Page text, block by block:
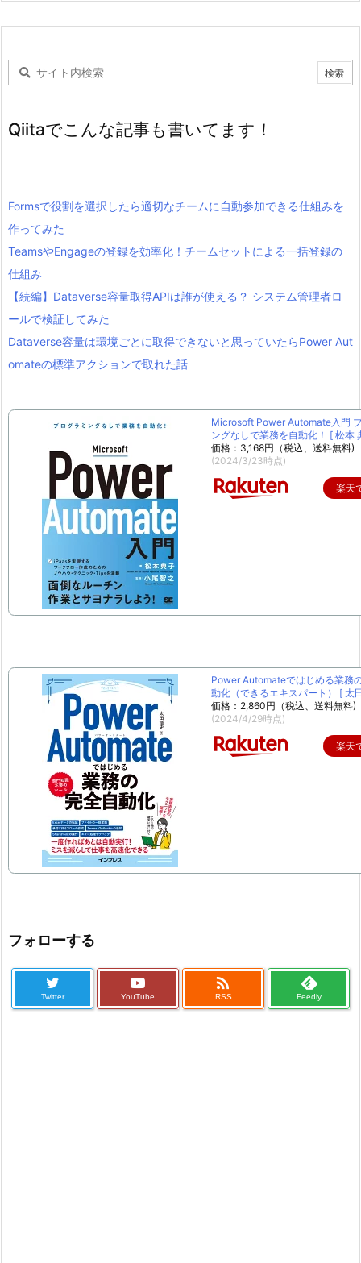
Qiitaでこんな記事も書いてます！
Formsで役割を選択したら適切なチームに自動参加できる仕組みを
作ってみた
TeamsやEngageの登録を効率化！チームセットによる一括登録の
仕組み
【続編】Dataverse容量取得APIは誰が使える？ システム管理者ロ
ールで検証してみた
Dataverse容量は環境ごとに取得できないと思っていたらPower Aut
omateの標準アクションで取れた話
Microsoft Power Automate入門
ングなしで業務を自動化！ [ 松本
価格：3,168円（税込、送料無料)
(2024/3/23時点)
楽天
Power Automateではじめる業務
動化（できるエキスパート） [ 太
価格：2,860円（税込、送料無料)
(2024/4/29時点)
楽天
フォローする
Twitter YouTube

RSS Feedly